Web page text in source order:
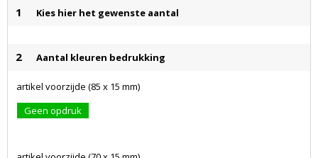
1 Kies hier het gewenste aantal
2 Aantal kleuren bedrukking
artikel voorzijde (85 x 15 mm)
Geen opdruk